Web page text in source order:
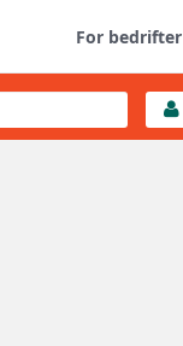
For bedrifter
opp selv